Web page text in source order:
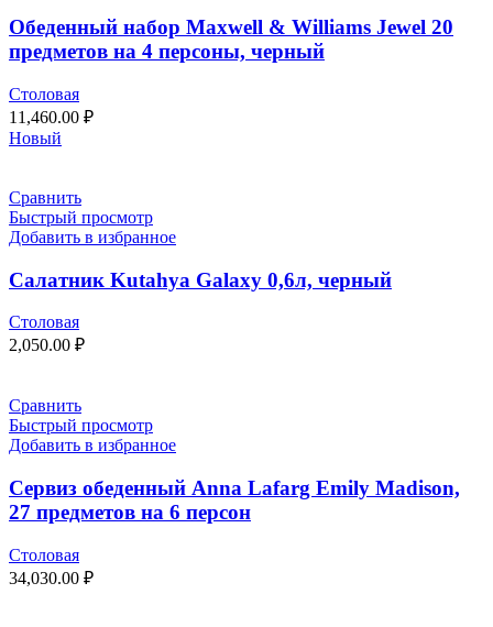
Обеденный набор Maxwell & Williams Jewel 20
предметов на 4 персоны, черный
Столовая
11,460.00 ₽
Новый
Сравнить
Быстрый просмотр
Добавить в избранное
Салатник Kutahya Galaxy 0,6л, черный
Столовая
2,050.00 ₽
Сравнить
Быстрый просмотр
Добавить в избранное
Сервиз обеденный Anna Lafarg Emily Madison,
27 предметов на 6 персон
Столовая
34,030.00 ₽